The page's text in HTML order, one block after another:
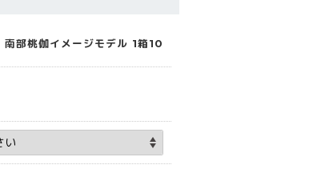
部桃伽イメージモデル 1箱10